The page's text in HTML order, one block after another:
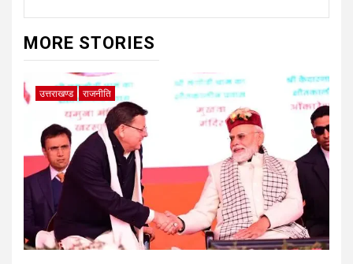
MORE STORIES
उत्तराखण्ड राजनीति